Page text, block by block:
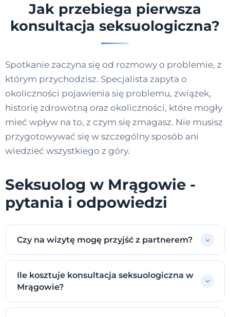
Jak przebiega pierwsza
konsultacja seksuologiczna?
Spotkanie zaczyna się od rozmowy o problemie, z
którym przychodzisz. Specjalista zapyta o
okoliczności pojawienia się problemu, związek,
historię zdrowotną oraz okoliczności, które mogły
mieć wpływ na to, z czym się zmagasz. Nie musisz
przygotowywać się w szczególny sposób ani
wiedzieć wszystkiego z góry.
Seksuolog w Mrągowie -
pytania i odpowiedzi
Czy na wizytę mogę przyjść z partnerem?
Ile kosztuje konsultacja seksuologiczna w
Mrągowie?